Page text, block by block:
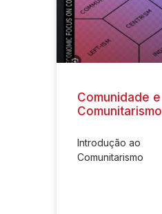
Comunidade e
Comunitarismo
Introdução ao
Comunitarismo